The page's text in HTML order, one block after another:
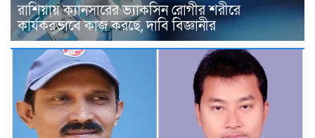
রাশিয়ায় ক্যানসারের ভ্যাকসিন রোগীর শরীরে
কার্যকরভাবে কাজ করছে, দাবি বিজ্ঞানীর